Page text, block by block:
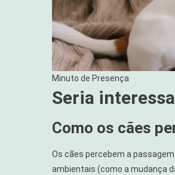
Minuto de Presença
Seria
Como os cães
Os cães percebem a
ambientais (como a mudança